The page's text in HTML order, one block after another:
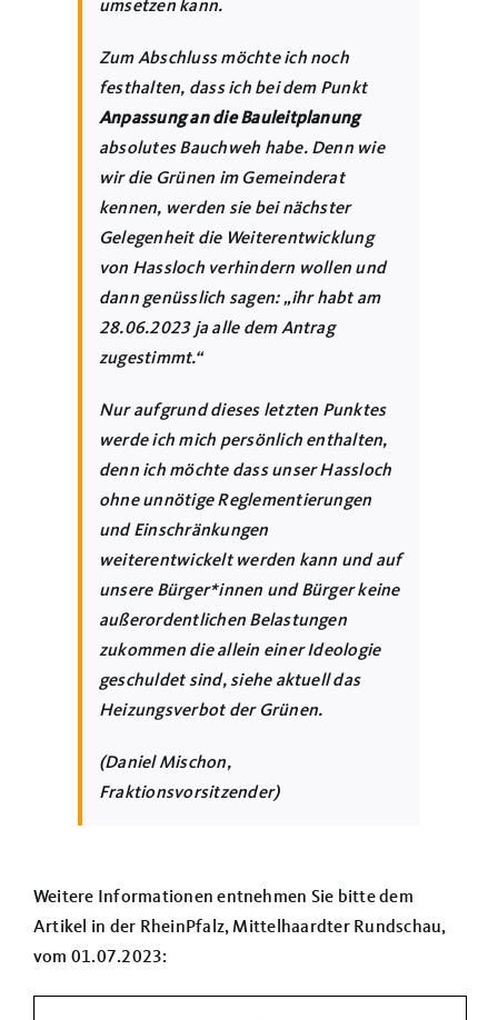
umsetzen kann.
Zum Abschluss möchte ich noch
festhalten, dass ich bei dem Punkt
Anpassung an die Bauleitplanung
absolutes Bauchweh habe. Denn wie
wir die Grünen im Gemeinderat
kennen, werden sie bei nächster
Gelegenheit die Weiterentwicklung
von Hassloch verhindern wollen und
dann genüsslich sagen: „ihr habt am
28.06.2023 ja alle dem Antrag
zugestimmt.“
Nur aufgrund dieses letzten Punktes
werde ich mich persönlich enthalten,
denn ich möchte dass unser Hassloch
ohne unnötige Reglementierungen
und Einschränkungen
weiterentwickelt werden kann und auf
unsere Bürger*innen und Bürger keine
außerordentlichen Belastungen
zukommen die allein einer Ideologie
geschuldet sind, siehe aktuell das
Heizungsverbot der Grünen.
(Daniel Mischon,
Fraktionsvorsitzender)
Weitere Informationen entnehmen Sie bitte dem
Artikel in der RheinPfalz, Mittelhaardter Rundschau,
vom 01.07.2023: